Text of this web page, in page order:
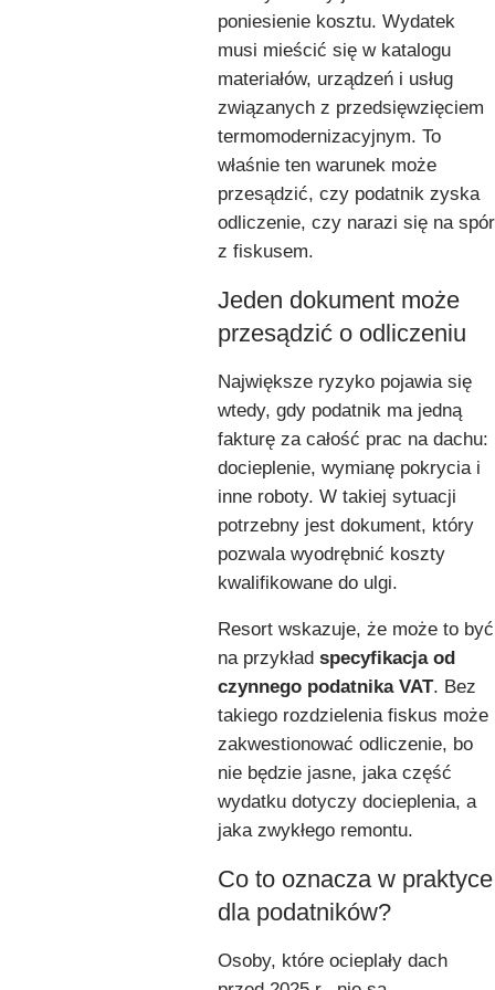
poniesienie kosztu. Wydatek
musi mieścić się w katalogu
materiałów, urządzeń i usług
związanych z przedsięwzięciem
termomodernizacyjnym. To
właśnie ten warunek może
przesądzić, czy podatnik zyska
odliczenie, czy narazi się na spór
z fiskusem.
Jeden dokument może
przesądzić o odliczeniu
Największe ryzyko pojawia się
wtedy, gdy podatnik ma jedną
fakturę za całość prac na dachu:
docieplenie, wymianę pokrycia i
inne roboty. W takiej sytuacji
potrzebny jest dokument, który
pozwala wyodrębnić koszty
kwalifikowane do ulgi.
Resort wskazuje, że może to być
na przykład specyfikacja od
czynnego podatnika VAT. Bez
takiego rozdzielenia fiskus może
zakwestionować odliczenie, bo
nie będzie jasne, jaka część
wydatku dotyczy docieplenia, a
jaka zwykłego remontu.
Co to oznacza w praktyce
dla podatników?
Osoby, które ocieplały dach